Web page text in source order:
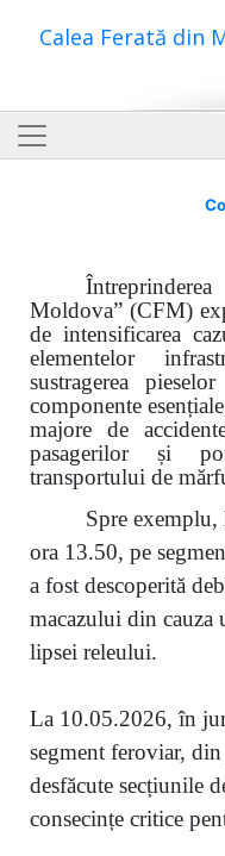
Calea Ferată din
Moldova” (CFM)
de intensificarea
elementelor
sustragerea
componente
majore de
pasagerilor și
transportului de
Spre
ora 13.50, pe
a fost descoperită
macazului din cauza
lipsei releului.
La 10.05.2026, în
segment feroviar,
desfăcute secțiunile
consecințe critice